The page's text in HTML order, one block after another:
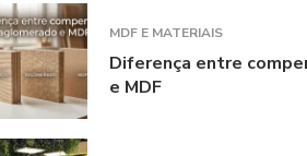
MDF E MATERIAIS
Diferença entre
e MDF